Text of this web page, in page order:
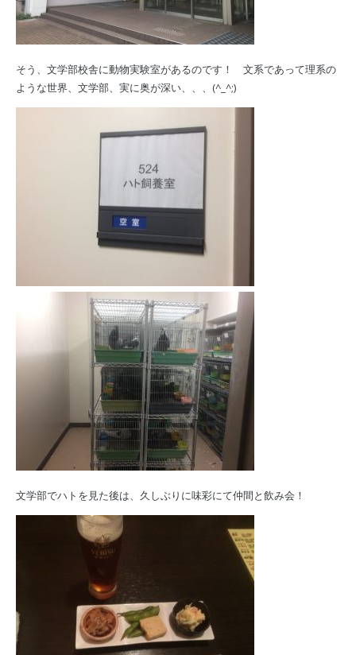
そう、文学部校舎に動物実験室があるのです！ 文系であって理系の
ような世界、文学部、実に奥が深い、、、(^_^;)
文学部でハトを見た後は、久しぶりに味彩にて仲間と飲み会！